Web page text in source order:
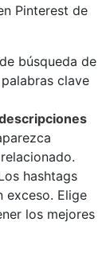
Pinterest de
búsqueda de
clave
hashtags
exceso. Elige
los mejores